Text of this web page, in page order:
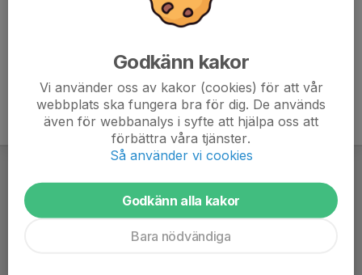
Godkänn kakor
Vi använder oss av kakor (cookies) för att vår
webbplats ska fungera bra för dig. De används
även för webbanalys i syfte att hjälpa oss att
förbättra våra tjänster.
Så använder vi cookies
Godkänn alla kakor
Bara nödvändiga